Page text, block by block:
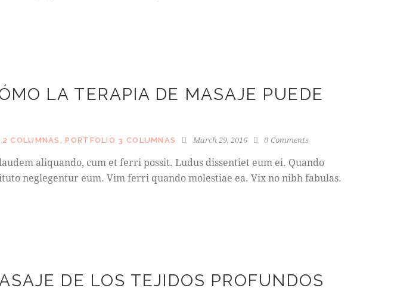
LA TERAPIA DE MASAJE PUEDE
COLUMNAS ,PORTFOLIO 3 COLUMNAS March 29, 2016 0 Comments
aliquando, cum et ferri possit. Ludus dissentiet eum ei. Quando
neglegentur eum. Vim ferri quando molestiae ea. Vix no nibh fabulas.
DE LOS TEJIDOS PROFUNDOS